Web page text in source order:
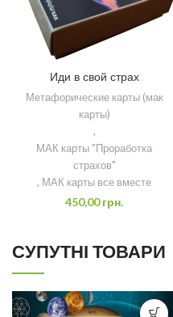
Иди в свой страх
Метафорические карты (мак
карты)
,
МАК карты "Проработка
страхов"
, МАК карты все вместе
450,00грн.
СУПУТНІ ТОВАРИ